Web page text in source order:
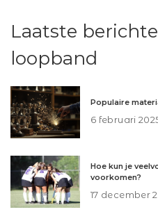
Laatste
loopband
Populaire
6 februari
Hoe kun je
voorkomen?
17 december